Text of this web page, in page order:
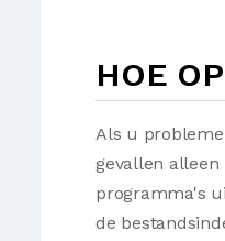
HOE
Als u
gevallen
programma's
de